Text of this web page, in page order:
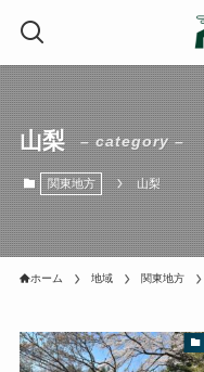
山梨 – category –
関東地方 山梨
ホーム 地域 関東地方